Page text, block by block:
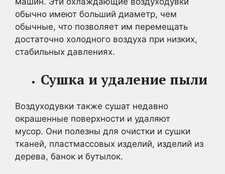
обычно имеют больший диаметр, чем
обычные, что позволяет им перемещать
достаточно холодного воздуха при низких,
стабильных давлениях.
Сушка и удаление пыли
Воздуходувки также сушат недавно
окрашенные поверхности и удаляют
мусор. Они полезны для очистки и сушки
тканей, пластмассовых изделий, изделий из
дерева, банок и бутылок.